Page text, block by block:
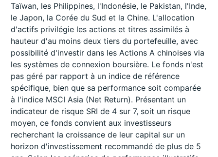
Taïwan, les Philippines, l'Indonésie, le Pakistan, l'Inde,
le Japon, la Corée du Sud et la Chine. L'allocation
d'actifs privilégie les actions et titres assimilés à
hauteur d'au moins deux tiers du portefeuille, avec
possibilité d'investir dans les Actions A chinoises via
les systèmes de connexion boursière. Le fonds n'est
pas géré par rapport à un indice de référence
spécifique, bien que sa performance soit comparée
à l'indice MSCI Asia (Net Return). Présentant un
indicateur de risque SRI de 4 sur 7, soit un risque
moyen, ce fonds convient aux investisseurs
recherchant la croissance de leur capital sur un
horizon d'investissement recommandé de plus de 5